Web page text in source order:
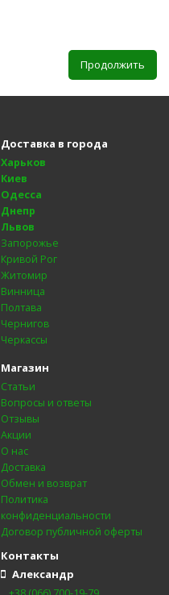
Доставка в города
Харьков
Киев
Одесса
Днепр
Львов
Запорожье
Кривой Рог
Житомир
Винница
Полтава
Чернигов
Черкассы
Магазин
Статьи
Вопросы и ответы
Отзывы
Акции
О нас
Доставка
Обмен и возврат
Политика
конфиденциальности
Договор публичной оферты
Контакты
Александр